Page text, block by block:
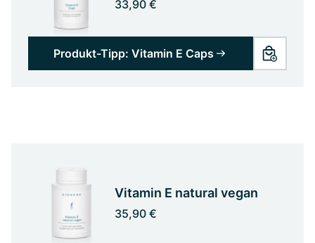
33,90 €
Produkt-Tipp: Vitamin E Caps
Vitamin E natural vegan
35,90 €